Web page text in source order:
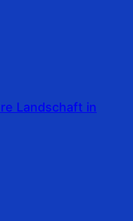
Landschaft in